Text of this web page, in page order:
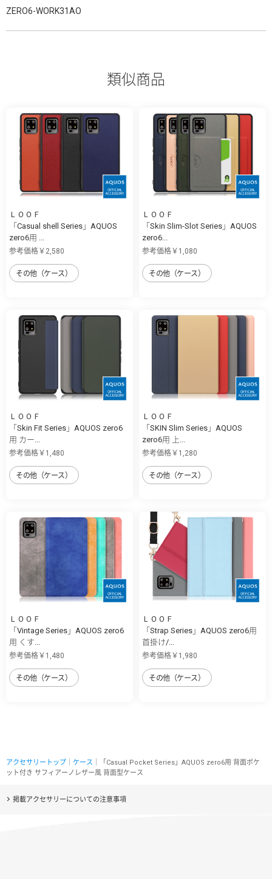
ZERO6-WORK31AO
類似商品
ＬＯＯＦ
「Casual shell Series」AQUOS
zero6用 ...
参考価格￥2,580
その他（ケース）
ＬＯＯＦ
「Skin Slim-Slot Series」AQUOS
zero6...
参考価格￥1,080
その他（ケース）
ＬＯＯＦ
「Skin Fit Series」AQUOS zero6
用 カー...
参考価格￥1,480
その他（ケース）
ＬＯＯＦ
「SKIN Slim Series」AQUOS
zero6用 上...
参考価格￥1,280
その他（ケース）
ＬＯＯＦ
「Vintage Series」AQUOS zero6
用 くす...
参考価格￥1,480
その他（ケース）
ＬＯＯＦ
「Strap Series」AQUOS zero6用
首掛け/...
参考価格￥1,980
その他（ケース）
アクセサリートップ ケース ｜「Casual Pocket Series」AQUOS zero6用 背面ポケ
ット付き サフィアーノレザー風 背面型ケース
掲載アクセサリーについての注意事項